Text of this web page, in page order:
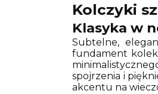
Kolczyki
Klasyka w
Subtelne,
fundament
spojrzenia i
akcentu na